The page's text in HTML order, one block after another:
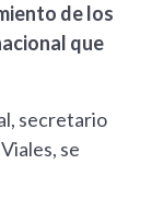
de los
que
secretario
se